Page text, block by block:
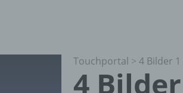
Touchportal > 4 Bilder
4